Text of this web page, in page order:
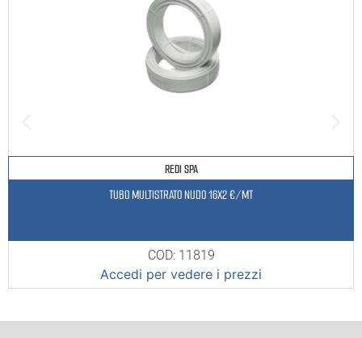
REDI SPA
TUBO MULTISTRATO NUDO 16X2 €/MT
COD: 11819
Accedi per vedere i prezzi